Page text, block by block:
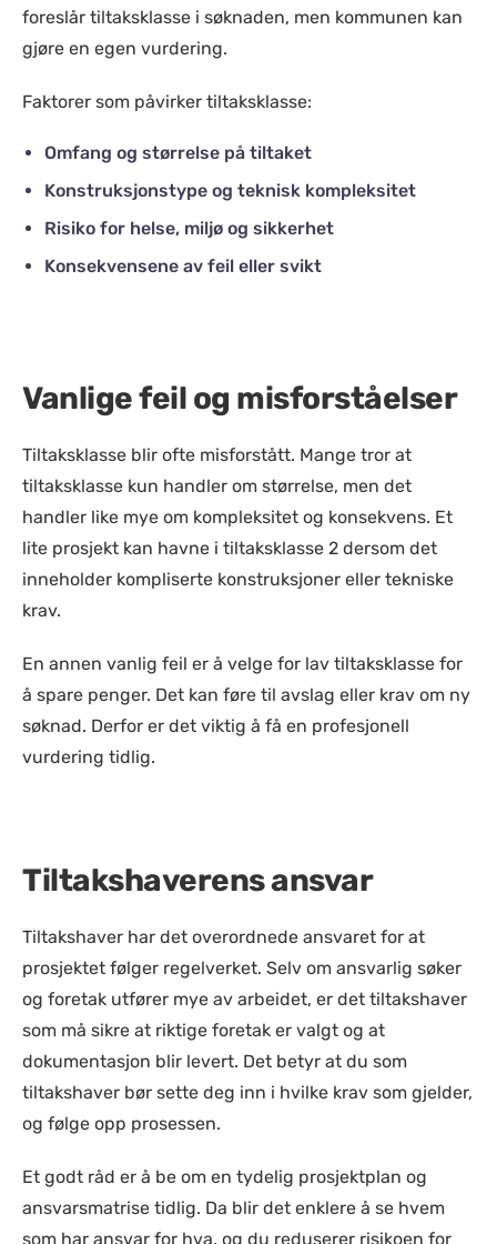
foreslår tiltaksklasse i søknaden, men kommunen kan
gjøre en egen vurdering.
Faktorer som påvirker tiltaksklasse:
Omfang og størrelse på tiltaket
Konstruksjonstype og teknisk kompleksitet
Risiko for helse, miljø og sikkerhet
Konsekvensene av feil eller svikt
Vanlige feil og misforståelser
Tiltaksklasse blir ofte misforstått. Mange tror at
tiltaksklasse kun handler om størrelse, men det
handler like mye om kompleksitet og konsekvens. Et
lite prosjekt kan havne i tiltaksklasse 2 dersom det
inneholder kompliserte konstruksjoner eller tekniske
krav.
En annen vanlig feil er å velge for lav tiltaksklasse for
å spare penger. Det kan føre til avslag eller krav om ny
søknad. Derfor er det viktig å få en profesjonell
vurdering tidlig.
Tiltakshaverens ansvar
Tiltakshaver har det overordnede ansvaret for at
prosjektet følger regelverket. Selv om ansvarlig søker
og foretak utfører mye av arbeidet, er det tiltakshaver
som må sikre at riktige foretak er valgt og at
dokumentasjon blir levert. Det betyr at du som
tiltakshaver bør sette deg inn i hvilke krav som gjelder,
og følge opp prosessen.
Et godt råd er å be om en tydelig prosjektplan og
ansvarsmatrise tidlig. Da blir det enklere å se hvem
som har ansvar for hva, og du reduserer risikoen for